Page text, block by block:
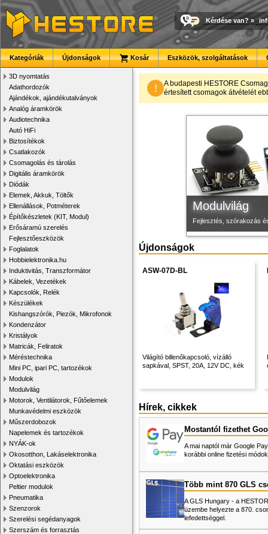
Kérdése van? »
Kategóriák Újdonságok Kosár Eszközök, szolgáltatások
3D nyomtatás
Adathordozók
Ajándékok, ajándékutalványok
Analóg áramkörök
Audiotechnika
Autó HiFi
Biztosítékok
Csatlakozók
Csomagolás és tárolás
Digitális áramkörök
Diódák
Elemek, Akkuk, Töltők
Ellenállások, Potméterek
Építőkészletek (KIT, Modul)
Erősáramú szerelés
Fejlesztőeszközök
Foglalatok
Hobbielektronika.hu
Induktivitás, Transzformátor
Kábelek, Vezetékek
Kapcsolók, Relék
Készülékek
Kishangszórók, Piezók, Mikrofonok
Kondenzátor
Kristályok
Matricák, Feliratok
Méréstechnika
Mini PC, ipari PC, tartozékok
Modulok
Modulvilág
Motorok, Ventilátorok, Fűtőelemek
Munkavédelmi eszközök
Műszerdobozok
Napelemek és tartozékok
NYÁK-ok
Okosotthon, Lakáselektronika
Oktatási eszközök
Optoelektronika
Peltier modulok
Pneumatika
Szenzorok
Szerelési segédanyagok
Szerszám és forrasztás
!
A budapesti HESTORE
értesített csomagok átvételét
Modulvilág
Fejlesztés, szórakozás
Megbízható
Új, modern
Új PLA
Kiváló árfekvésű, sok
3D nyomtató
Kiváló minőségű,
Újdonságok
ASW-07D-BL
Világító billenőkapcsoló, vízálló
sapkával, SPST, 20A, 12V DC, kék
Hírek, cikkek
Mostantól fizethet
A mai naptól már Google
korábbi online fizetési
Több mint 870 GLS
A GLS Hungary - a
üzembe helyezte a 870.
lefedettséggel.